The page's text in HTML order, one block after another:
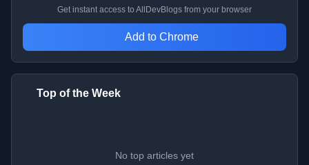
Get instant access to AllDevBlogs from your browser
Add to Chrome
Top of the Week
No top articles yet